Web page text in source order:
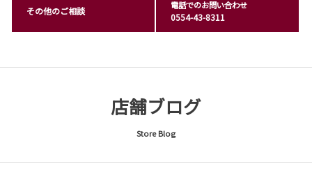
その他のご相談 電話でのお問い合わせ
0554-43-8311
店舗ブログ
Store Blog